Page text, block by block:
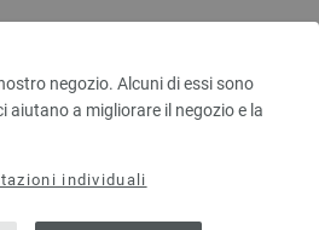
negozio. Alcuni di essi sono
aiutano a migliorare il negozio e la
individuali